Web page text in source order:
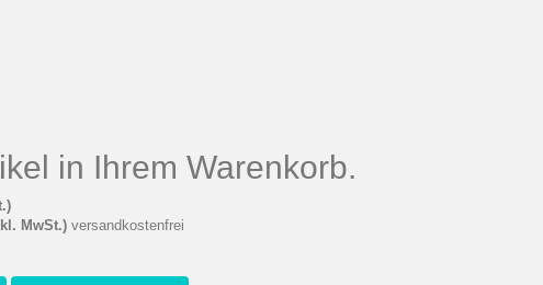
in Ihrem Warenkorb.
MwSt.) versandkostenfrei